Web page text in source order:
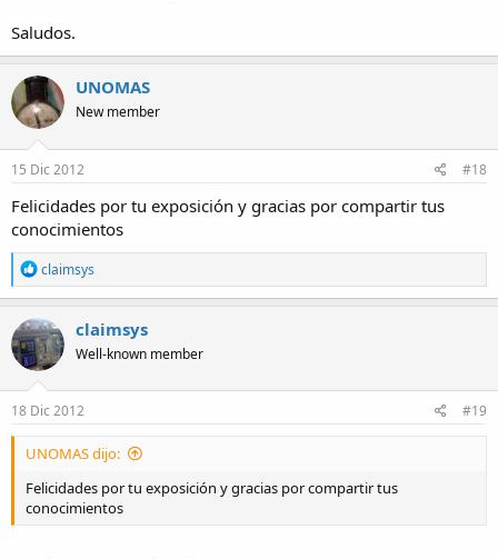
Saludos.
UNOMAS
New member
15 Dic 2012 #18
Felicidades por tu exposición y gracias por compartir tus
conocimientos
R
e
a
c
t
i
o
n
s
claimsys
claimsys
Well-known member
18 Dic 2012 #19
UNOMAS dijo:
Felicidades por tu exposición y gracias por compartir tus
conocimientos